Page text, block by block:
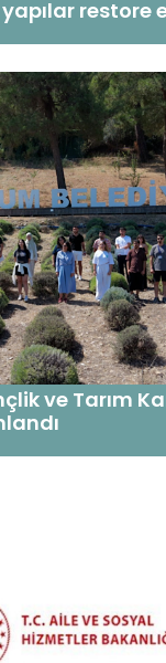
restore
ve Tarım